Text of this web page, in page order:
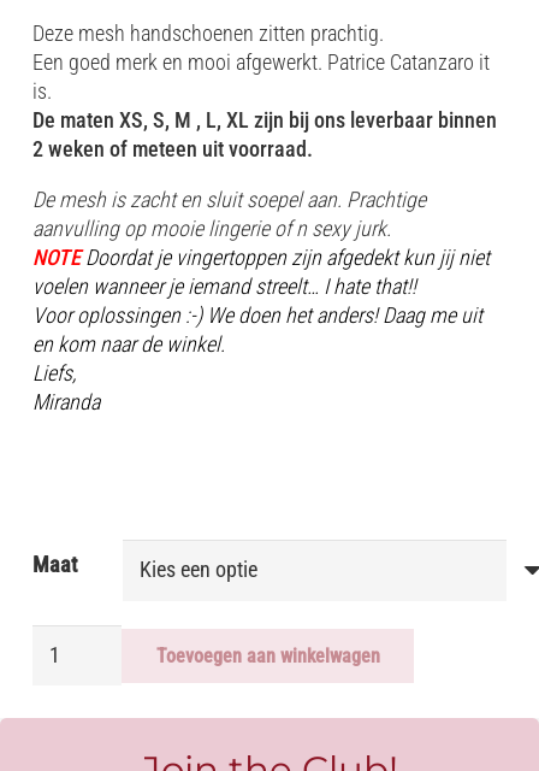
Deze mesh handschoenen zitten prachtig.
Een goed merk en mooi afgewerkt. Patrice Catanzaro it
is.
De maten XS, S, M , L, XL zijn bij ons leverbaar binnen
2 weken of meteen uit voorraad.
De mesh is zacht en sluit soepel aan. Prachtige
aanvulling op mooie lingerie of n sexy jurk.
NOTE Doordat je vingertoppen zijn afgedekt kun jij niet
voelen wanneer je iemand streelt… I hate that!!
Voor oplossingen :-) We doen het anders! Daag me uit
en kom naar de winkel.
Liefs,
Miranda
Maat
Mesh
Toevoegen aan winkelwagen